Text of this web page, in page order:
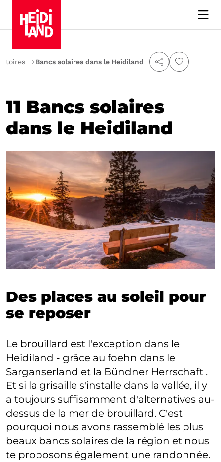
Bancs solaires dans le Heidiland
11 Bancs solaires
dans le Heidiland
Des places au soleil pour
se reposer
Le brouillard est l'exception dans le
Heidiland - grâce au foehn dans le
Sarganserland et la Bündner Herrschaft .
Et si la grisaille s'installe dans la vallée, il y
a toujours suffisamment d'alternatives au-
dessus de la mer de brouillard. C'est
pourquoi nous avons rassemblé les plus
beaux bancs solaires de la région et nous
te proposons également une randonnée.